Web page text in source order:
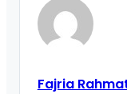
Fajria